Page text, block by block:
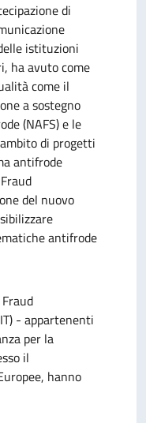
di
istituzioni
ha avuto come
come il
a sostegno
(NAFS) e le
di progetti
antifrode
del nuovo
antifrode
- appartenenti
per la
il
hanno